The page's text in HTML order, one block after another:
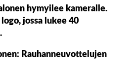
Rauhanneuvottelujen